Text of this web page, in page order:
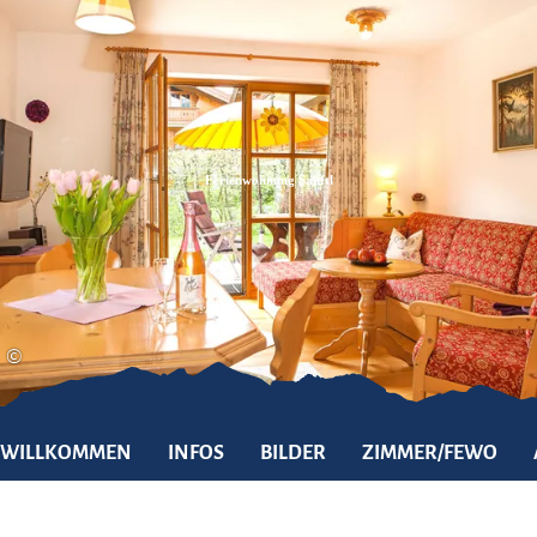
Inhalt
Suche
Footer
©
Ferienwohnung Sanftl
WILLKOMMEN INFOS BILDER ZIMMER/FEWO